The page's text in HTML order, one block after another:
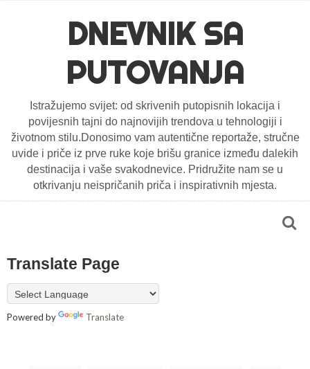
DNEVNIK SA
PUTOVANJA
Istražujemo svijet: od skrivenih putopisnih lokacija i
povijesnih tajni do najnovijih trendova u tehnologiji i
životnom stilu.Donosimo vam autentične reportaže, stručne
uvide i priče iz prve ruke koje brišu granice između dalekih
destinacija i vaše svakodnevice. Pridružite nam se u
otkrivanju neispričanih priča i inspirativnih mjesta.
Translate Page
Powered by Translate